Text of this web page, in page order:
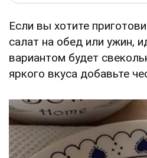
Если вы хотите
салат на обед или ужин,
вариантом будет
яркого вкуса добавьте